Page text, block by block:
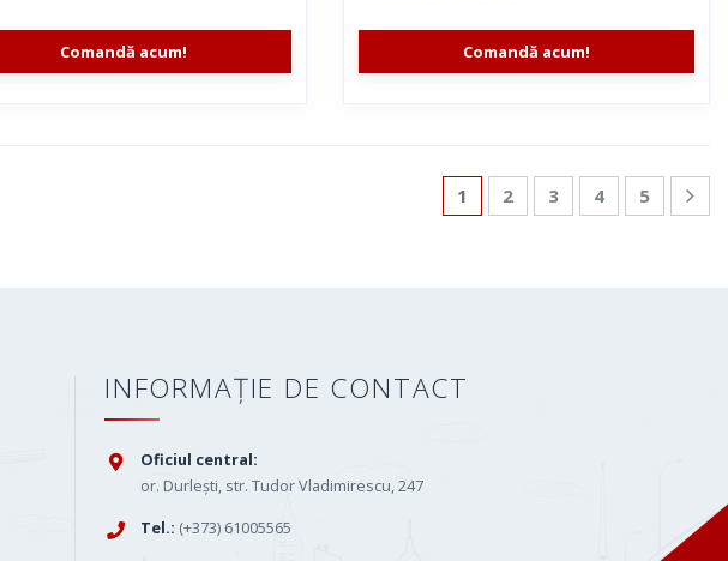
Comandă acum! Comandă acum!
1 2 3 4 5
INFORMAȚIE DE CONTACT
Oficiul central:
or. Durlești, str. Tudor Vladimirescu, 247
Tel.: (+373) 61005565